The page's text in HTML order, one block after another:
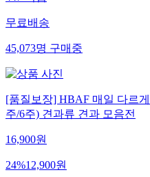
무료배송
45,073명 구매중
[품질보장] HBAF 매일 다르
주/6주) 견과류 견과 모음전
16,900원
24%12,900원